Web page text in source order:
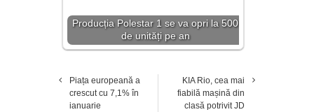
Producția Polestar 1 se va opri la 500
de unități pe an
Piața europeană a
crescut cu 7,1% în
ianuarie
KIA Rio, cea mai
fiabilă mașină din
clasă potrivit JD